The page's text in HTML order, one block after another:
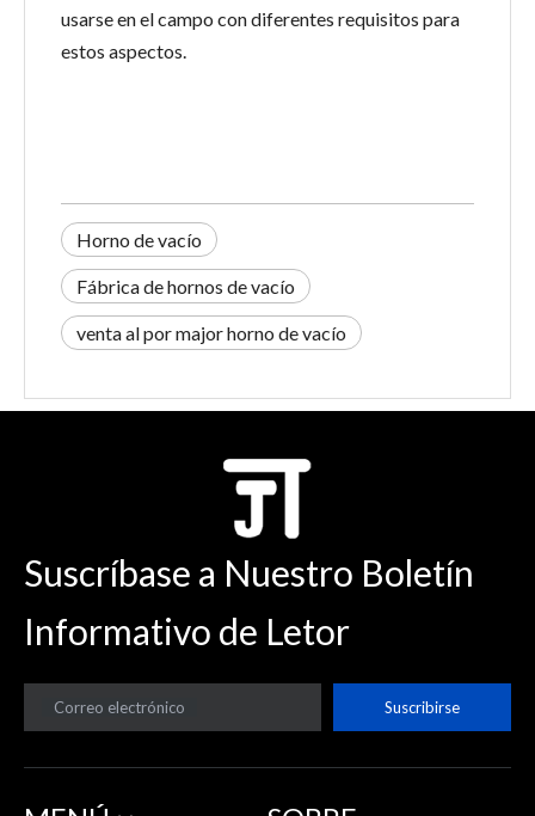
usarse en el campo con diferentes requisitos para
estos aspectos.
Horno de vacío
Fábrica de hornos de vacío
venta al por major horno de vacío
Suscríbase a Nuestro Boletín
Informativo de Letor
Correo electrónico Suscribirse